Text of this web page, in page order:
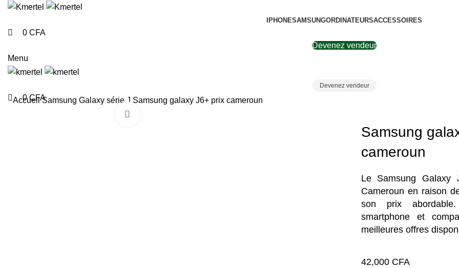
IPHONESAMSUNGORDINATEURSACCESSOIRES
0 CFA
Devenez vendeur
Menu
Devenez vendeur
0CFA
AccueilSamsung Galaxy série J Samsung galaxy J6+ prix cameroun
Samsung
cameroun
Le Samsung
Cameroun en raison
son prix
smartphone et
meilleures offres
42,000 CFA
0